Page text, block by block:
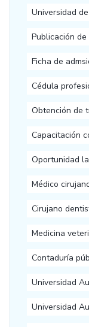
Universidad
Publicación
Ficha de
Cédula
Obtención de
Capacitación
Oportunidad
Médico
Cirujano
Medicina
Contaduría
Universidad
Universidad